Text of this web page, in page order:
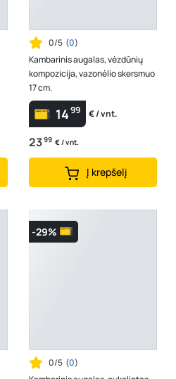
0/5 (0)
Kambarinis augalas, vėzdūnių
kompozicija, vazonėlio skersmuo
17 cm.
1499 € / vnt.
2399 € / vnt.
Į krepšelį
-29%
0/5 (0)